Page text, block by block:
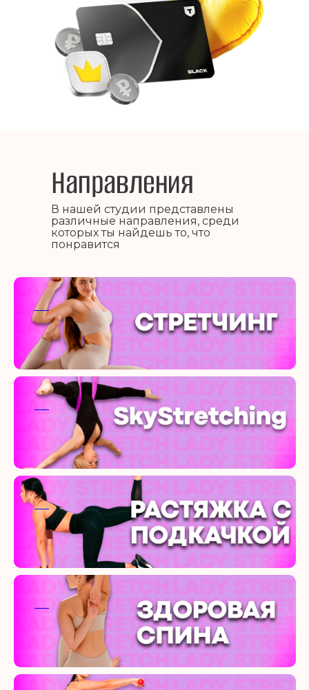
В нашей студии представлены
различные направления, среди
которых ты найдешь то, что
понравится
Направления
ааа
ааа
ааа
ааа